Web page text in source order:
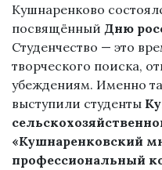
Кушнаренково
посвящённый Дню
Студенчество — это
творческого поиска,
убеждениям. Именно
выступили студенты
«Кушнаренковский
профессиональный